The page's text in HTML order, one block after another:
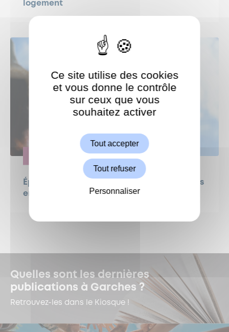
logement
Épisodes de fortes chaleurs : dispositifs mis
en place par la Ville
Quelles sont les dernières
publications à Garches ?
Retrouvez-les dans le Kiosque !
ShareThis est désactivé.
Ce site utilise des cookies
et vous donne le contrôle
sur ceux que vous
souhaitez activer
Tout accepter
Tout refuser
Personnaliser